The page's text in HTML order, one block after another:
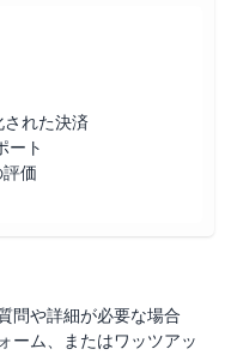
れた決済
ート
価
問や詳細が必要な場合
ーム、またはワッツアッ